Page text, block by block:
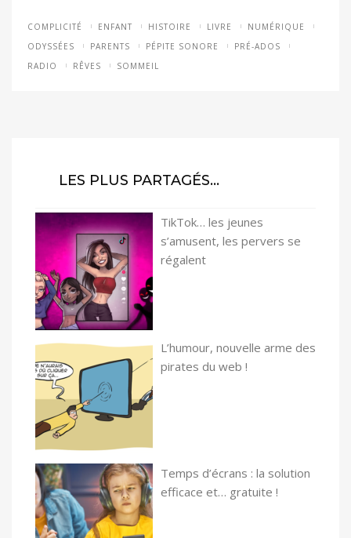
COMPLICITÉ ENFANT HISTOIRE LIVRE
NUMÉRIQUE
ODYSSÉES
PARENTS PÉPITE SONORE
PRÉ-ADOS
RADIO
RÊVES SOMMEIL
LES PLUS PARTAGÉS…
TikTok… les jeunes
s’amusent, les pervers se
régalent
L’humour, nouvelle arme des
pirates du web !
Temps d’écrans : la solution
efficace et… gratuite !